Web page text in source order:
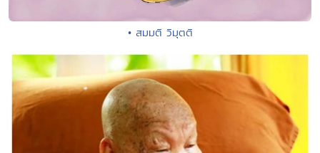
• สมมติ วิมุตติ